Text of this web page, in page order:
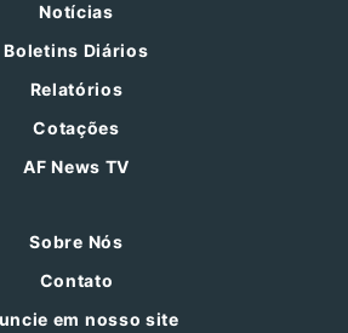
Notícias
Boletins Diários
Relatórios
Cotações
AF News TV
Sobre Nós
Contato
em nosso site